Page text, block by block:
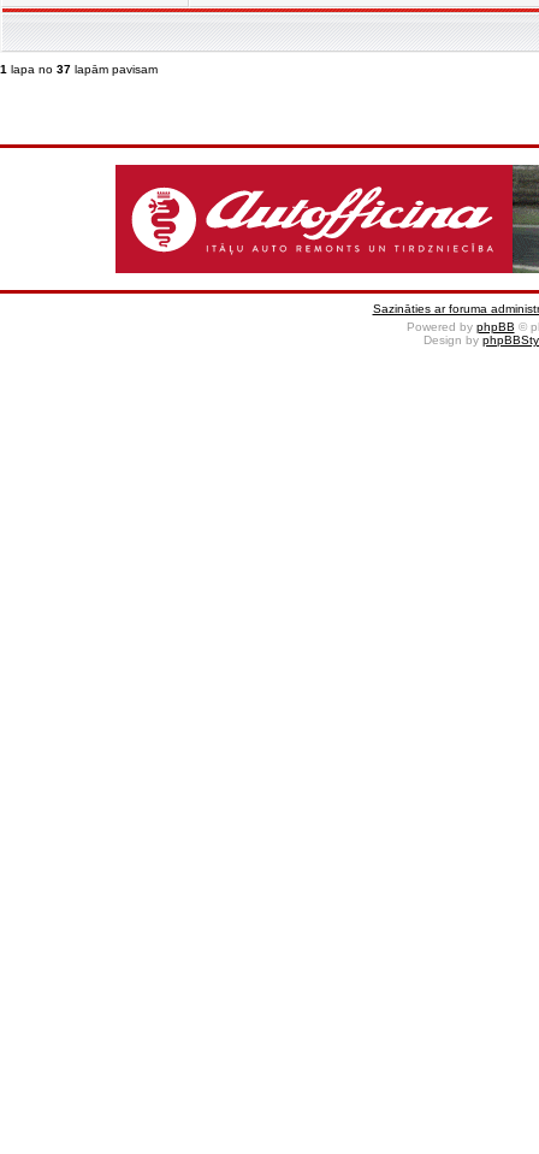
1 lapa no 37 lapām pavisam
Sazināties ar foruma
Powered by phpBB ©
Design by